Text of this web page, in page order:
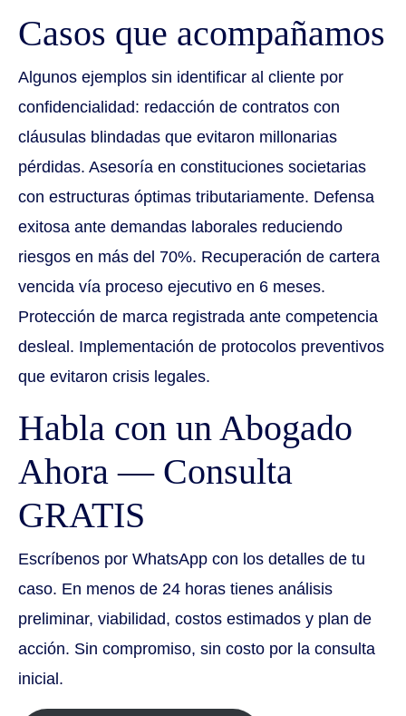
Casos que acompañamos
Algunos ejemplos sin identificar al cliente por
confidencialidad: redacción de contratos con
cláusulas blindadas que evitaron millonarias
pérdidas. Asesoría en constituciones societarias
con estructuras óptimas tributariamente. Defensa
exitosa ante demandas laborales reduciendo
riesgos en más del 70%. Recuperación de cartera
vencida vía proceso ejecutivo en 6 meses.
Protección de marca registrada ante competencia
desleal. Implementación de protocolos preventivos
que evitaron crisis legales.
Habla con un Abogado
Ahora — Consulta
GRATIS
Escríbenos por WhatsApp con los detalles de tu
caso. En menos de 24 horas tienes análisis
preliminar, viabilidad, costos estimados y plan de
acción. Sin compromiso, sin costo por la consulta
inicial.